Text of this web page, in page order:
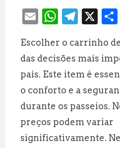
E
ai
l
W
at
s
A
p
p
T
e
g
r
a
m
X
Escolher o carrinho
das decisões mais
pais. Este item é
o conforto e a
durante os passeios.
preços podem variar
significativamente.